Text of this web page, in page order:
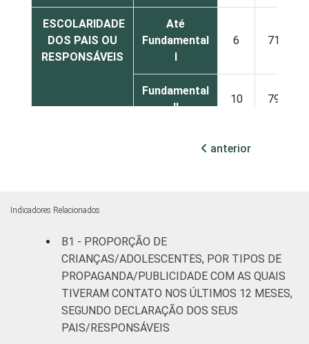
ESCOLARIDADE
DOS PAIS OU
RESPONSÁVEIS
Até
Fundamental
I
6 71
Fundamental
II
10 79
6
DA CRIANÇA OU
ADOLESCENTE
De 13 a 14
anos
De 15 a 17
anos
9 76
anterior
Indicadores Relacionados
B1 - PROPORÇÃO DE
CRIANÇAS/ADOLESCENTES, POR TIPOS DE
PROPAGANDA/PUBLICIDADE COM AS QUAIS
TIVERAM CONTATO NOS ÚLTIMOS 12 MESES,
SEGUNDO DECLARAÇÃO DOS SEUS
PAIS/RESPONSÁVEIS